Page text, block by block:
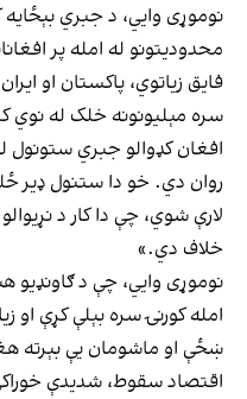
نوموړی وايي، د جبري بېځایه
محدودیتونو له امله پر
فایق زیاتوي، پاکستان او
سره مېلیونونه خلک له نوي
افغان کډوالو جبري ستونول
روان دي. خو دا ستنول ډير
لارې شوي، چې دا کار د
خلاف دي.»
نوموړی وايي، چې د ګاونډیو
امله کورنۍ سره بېلې کړې او
ښځې او ماشومان یې بېرته
اقتصاد سقوط، شدیدې